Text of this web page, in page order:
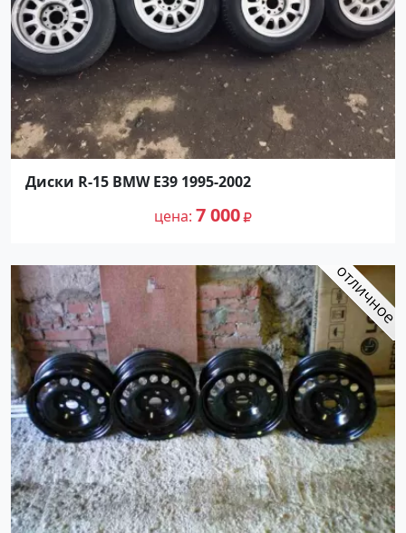
Диски R-15 BMW Е39 1995-2002
цена 7 000